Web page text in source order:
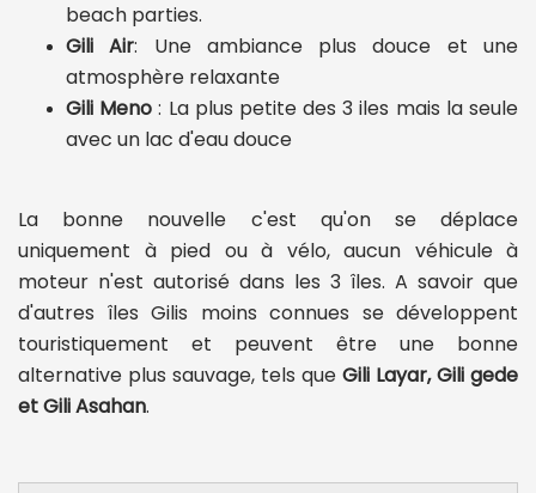
beach parties.
Gili Air: Une ambiance plus douce et une
atmosphère relaxante
Gili Meno : La plus petite des 3 iles mais la seule
avec un lac d'eau douce
La bonne nouvelle c'est qu'on se déplace
uniquement à pied ou à vélo, aucun véhicule à
moteur n'est autorisé dans les 3 îles. A savoir que
d'autres îles Gilis moins connues se développent
touristiquement et peuvent être une bonne
alternative plus sauvage, tels que Gili Layar, Gili gede
et Gili Asahan.